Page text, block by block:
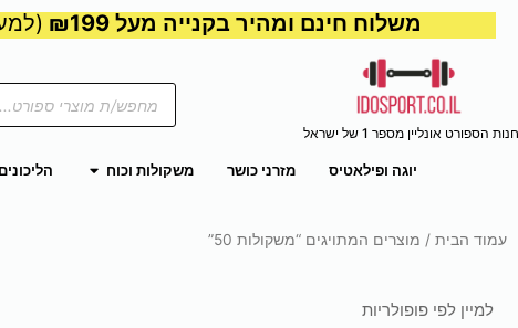
משלוח חינם ומהיר בקנייה מעל ₪199 (למעט
חנות הספורט אונליין מספר 1 של ישראל
Products
search
יוגה ופילאטיס מזרני כושר משקולות וכוח פתח הליכונים
עמוד הבית / מוצרים המתויגים “משקולות 50”